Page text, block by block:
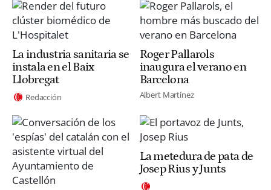
La industria sanitaria se
instala en el Baix
Llobregat
Redacción
Roger Pallarols
inaugura el verano en
Barcelona
Albert Martínez
La metedura de pata de
Josep Rius y Junts